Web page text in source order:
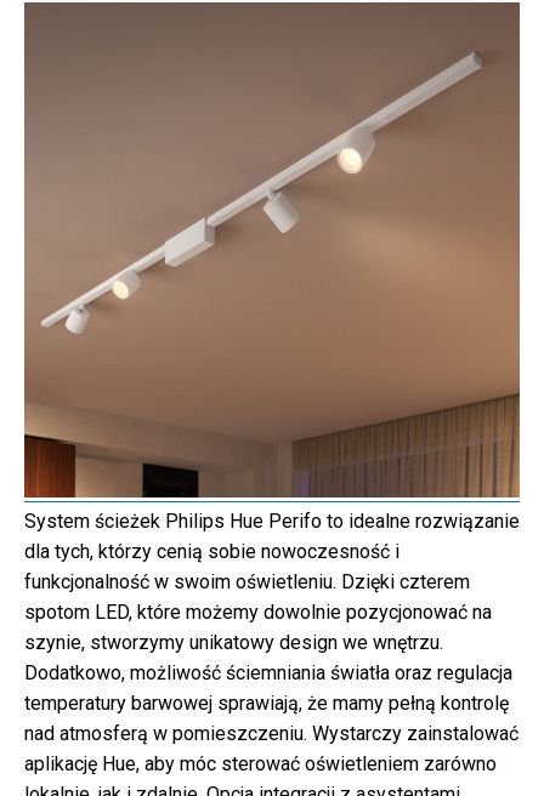
System ścieżek Philips Hue Perifo to idealne rozwiązanie
dla tych, którzy cenią sobie nowoczesność i
funkcjonalność w swoim oświetleniu. Dzięki czterem
spotom LED, które możemy dowolnie pozycjonować na
szynie, stworzymy unikatowy design we wnętrzu.
Dodatkowo, możliwość ściemniania światła oraz regulacja
temperatury barwowej sprawiają, że mamy pełną kontrolę
nad atmosferą w pomieszczeniu. Wystarczy zainstalować
aplikację Hue, aby móc sterować oświetleniem zarówno